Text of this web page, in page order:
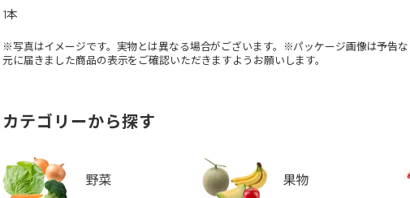
1本
※写真はイメージです。実物とは異なる場合がございます。※パッケージ画像は予告
元に届きました商品の表示をご確認いただきますようお願いします。
カテゴリーから探す